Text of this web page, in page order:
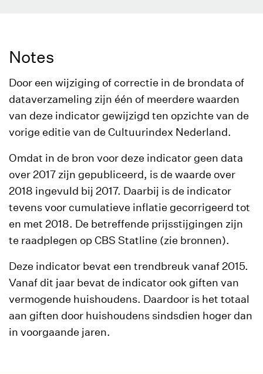
Notes
Door een wijziging of correctie in de brondata of
dataverzameling zijn één of meerdere waarden
van deze indicator gewijzigd ten opzichte van de
vorige editie van de Cultuurindex Nederland.
Omdat in de bron voor deze indicator geen data
over 2017 zijn gepubliceerd, is de waarde over
2018 ingevuld bij 2017. Daarbij is de indicator
tevens voor cumulatieve inflatie gecorrigeerd tot
en met 2018. De betreffende prijsstijgingen zijn
te raadplegen op CBS Statline (zie bronnen).
Deze indicator bevat een trendbreuk vanaf 2015.
Vanaf dit jaar bevat de indicator ook giften van
vermogende huishoudens. Daardoor is het totaal
aan giften door huishoudens sindsdien hoger dan
in voorgaande jaren.